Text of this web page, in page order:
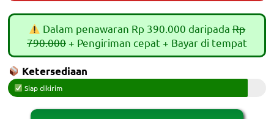
Dalam penawaran Rp 390.000 daripadaRp
790.000 + Pengiriman cepat + Bayar di tempat
Ketersediaan
Siap dikirim